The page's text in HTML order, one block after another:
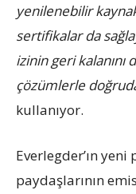
yenilenebilir
sertifikalar da
izinin geri kalanını
çözümlerle
kullanıyor.
Everlegder’ın
paydaşlarının